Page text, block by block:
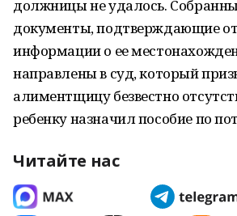
должницы не удалось.
документы, подтверждающие
информации о ее
направлены в суд, который
алиментщицу безвестно
ребенку назначил пособие по
Читайте нас